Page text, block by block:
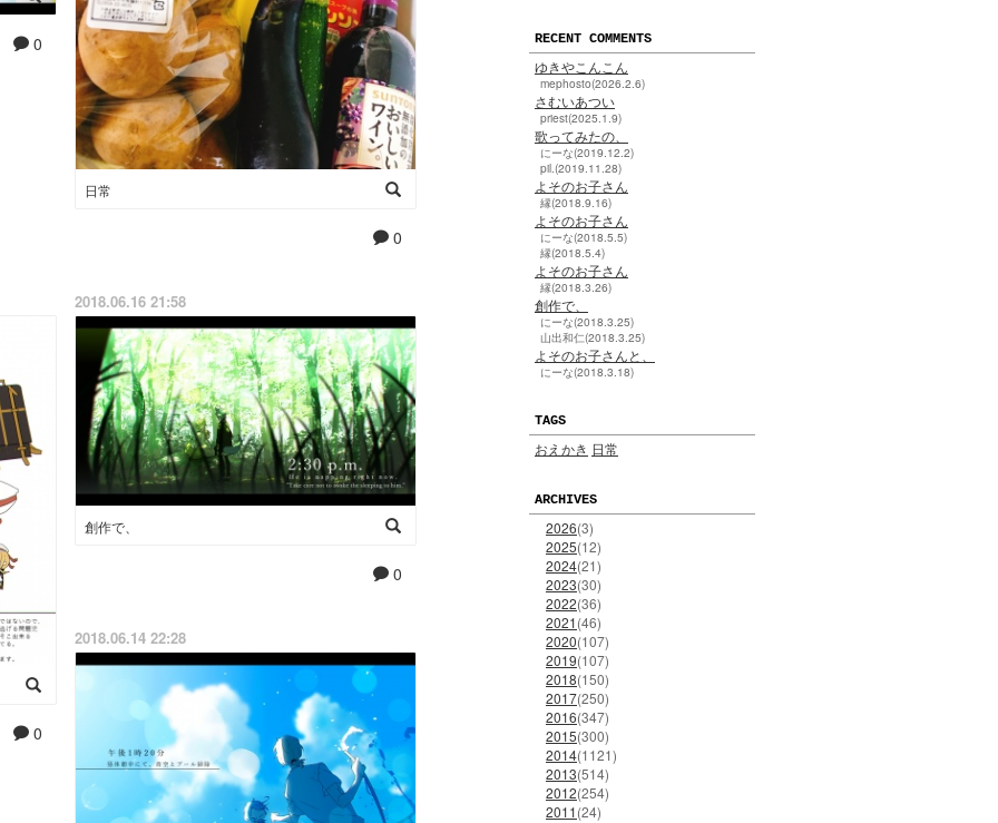
RECENT COMMENTS
ゆきやこんこん
mephosto(2026.2.6)
さむいあつい
priest(2025.1.9)
歌ってみたの、
にーな(2019.12.2)
pil.(2019.11.28)
よそのお子さん
縁(2018.9.16)
よそのお子さん
にーな(2018.5.5)
縁(2018.5.4)
よそのお子さん
縁(2018.3.26)
創作で、
にーな(2018.3.25)
山出和仁(2018.3.25)
よそのお子さんと、
にーな(2018.3.18)
TAGS
おえかき 日常
ARCHIVES
2026(3)
2025(12)
2024(21)
2023(30)
2022(36)
2021(46)
2020(107)
2019(107)
2018(150)
2017(250)
2016(347)
2015(300)
2014(1121)
2013(514)
2012(254)
2011(24)
0
日常
0
0
2018.06.16 21:58
創作で、
0
2018.06.14 22:28